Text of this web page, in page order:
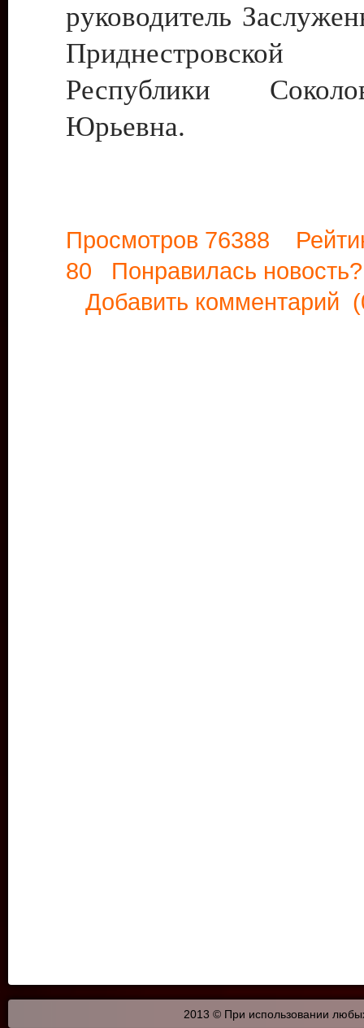
руководитель
Приднестровской
Республики
Юрьевна.
Просмотров 76388
80 Понравилась
Добавить комментарий
2013 © При использовании